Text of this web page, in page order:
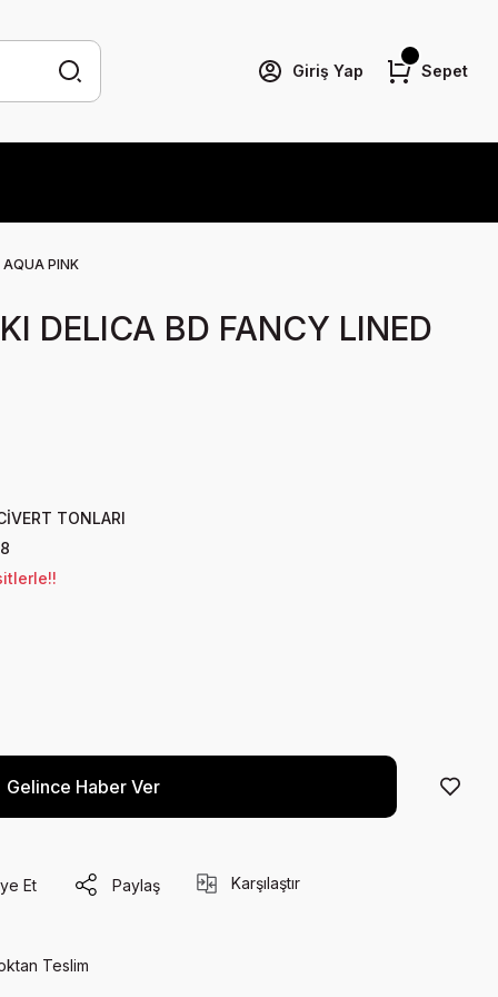
Giriş Yap Sepet
PINK
DELICA BD FANCY LINED
TONLARI
Gelince Haber Ver
Et Paylaş Karşılaştır
Teslim